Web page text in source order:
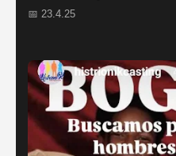
📅 23.4.25